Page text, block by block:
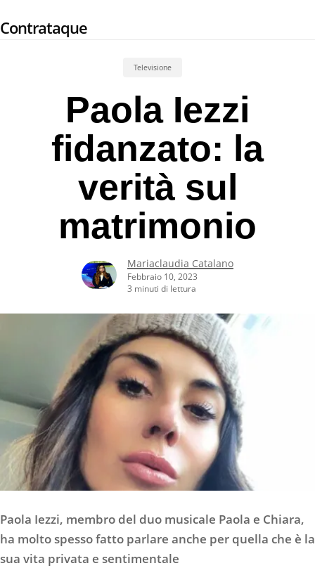
to
Contrataque
Televisione
Paola Iezzi
fidanzato: la
verità sul
matrimonio
Mariaclaudia Catalano
Febbraio 10, 2023
3 minuti di lettura
Paola Iezzi, membro del duo musicale Paola e Chiara,
ha molto spesso fatto parlare anche per quella che è la
sua vita privata e sentimentale